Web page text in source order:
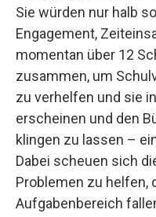
Sie würden nur halb
Engagement,
momentan über 12
zusammen, um
zu verhelfen und sie
erscheinen und den
klingen zu lassen –
Dabei scheuen sich
Problemen zu helfen,
Aufgabenbereich